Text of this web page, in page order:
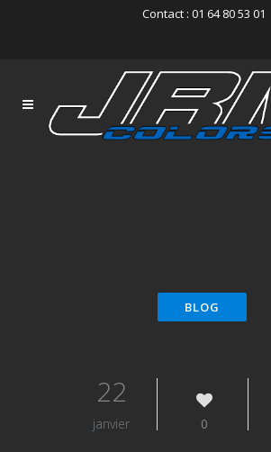
Contact : 01 64 80 53 01
22
janvier 0